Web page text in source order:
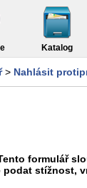
Katalog
> Nahlásit
formulář
podat stížnost,